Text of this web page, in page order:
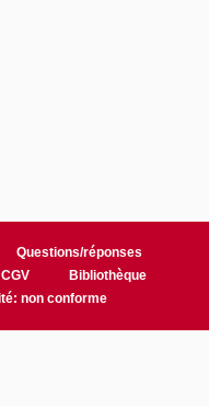
Questions/réponses
CGV
Bibliothèque
non conforme